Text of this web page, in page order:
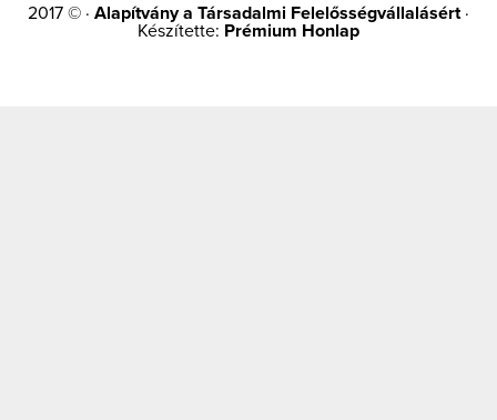
2017 © · Alapítvány a Társadalmi Felelősségvállalásért·
Készítette: Prémium Honlap